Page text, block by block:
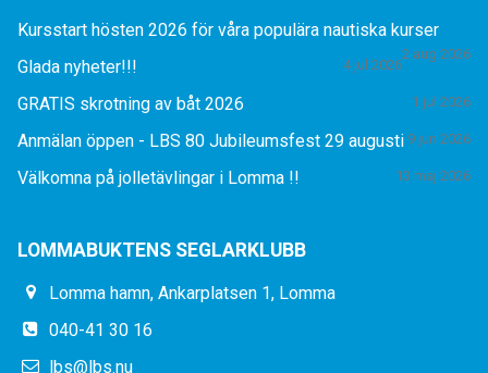
Kursstart hösten 2026 för våra populära nautiska kurser
2 aug 2026
Glada nyheter!!! 4 jul 2026
GRATIS skrotning av båt 2026 1 jul 2026
Anmälan öppen - LBS 80 Jubileumsfest 29 augusti 9 jun 2026
Välkomna på jolletävlingar i Lomma !! 13 maj 2026
LOMMABUKTENS SEGLARKLUBB
Lomma hamn, Ankarplatsen 1, Lomma
040-41 30 16
lbs@lbs.nu